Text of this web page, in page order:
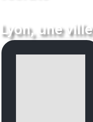
Lyon, une